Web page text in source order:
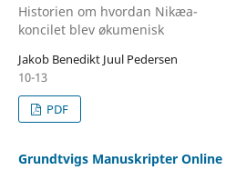
Historien om hvordan Nikæa-
koncilet blev økumenisk
Jakob Benedikt Juul Pedersen
10-13
PDF
Grundtvigs Manuskripter Online